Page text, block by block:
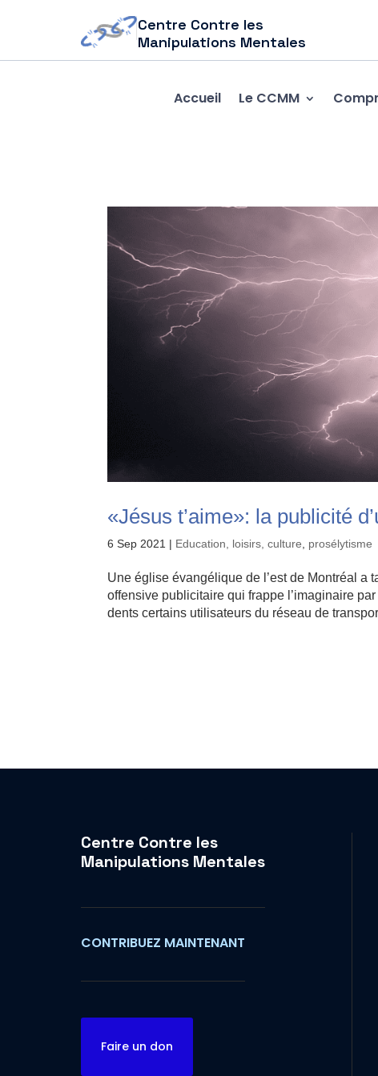
Centre Contre les
Manipulations Mentales
Accueil Le CCMM
«Jésus t’aime»: la publicité
6 Sep 2021 | Education, loisirs, culture prosélytisme
Une église évangélique de l’est de Montréal a
offensive publicitaire qui frappe l’imaginaire
dents certains utilisateurs du réseau de
Centre Contre les
Manipulations Mentales
CONTRIBUEZ MAINTENANT
Faire un don